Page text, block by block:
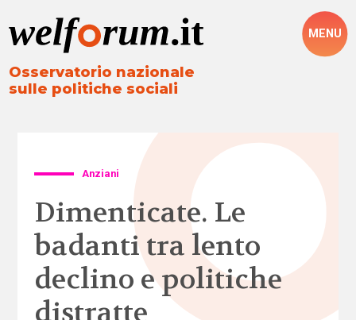
Osservatorio nazionale
sulle politiche sociali
MENU
Anziani
Dimenticate. Le
badanti tra lento
declino e politiche
distratte